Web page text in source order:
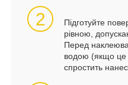
2
Підготуйте
рівною,
Перед
водою (якщо це
спростить